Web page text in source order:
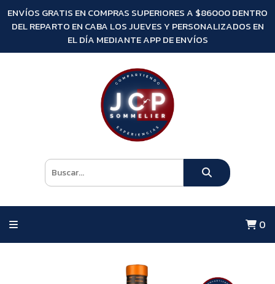
ENVÍOS GRATIS EN COMPRAS SUPERIORES A $86000 DENTRO
DEL REPARTO EN CABA LOS JUEVES Y PERSONALIZADOS EN
EL DÍA MEDIANTE APP DE ENVÍOS
0